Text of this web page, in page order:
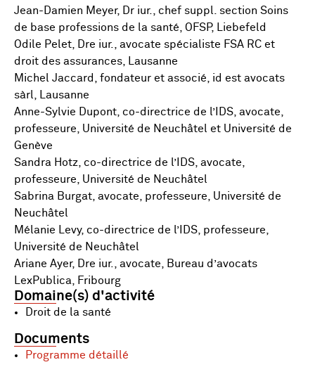
Jean-Damien Meyer, Dr iur., chef suppl. section Soins
de base professions de la santé, OFSP, Liebefeld
Odile Pelet, Dre iur., avocate spécialiste FSA RC et
droit des assurances, Lausanne
Michel Jaccard, fondateur et associé, id est avocats
sàrl, Lausanne
Anne-Sylvie Dupont, co-directrice de l’IDS, avocate,
professeure, Université de Neuchâtel et Université de
Genève
Sandra Hotz, co-directrice de l’IDS, avocate,
professeure, Université de Neuchâtel
Sabrina Burgat, avocate, professeure, Université de
Neuchâtel
Mélanie Levy, co-directrice de l’IDS, professeure,
Université de Neuchâtel
Ariane Ayer, Dre iur., avocate, Bureau d’avocats
LexPublica, Fribourg
Domaine(s) d'activité
Droit de la santé
Documents
Programme détaillé